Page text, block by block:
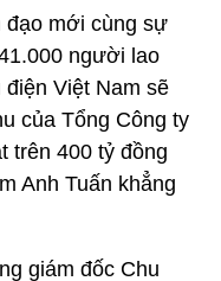
đạo mới cùng sự
người lao
Việt Nam sẽ
của Tổng Công ty
trên 400 tỷ đồng
Anh Tuấn khẳng
giám đốc Chu